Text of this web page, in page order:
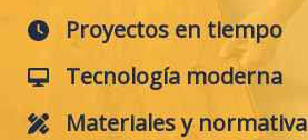
Proyectos en tiempo
Tecnología moderna
Materiales y normativa